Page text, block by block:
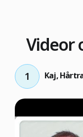
Videor
1